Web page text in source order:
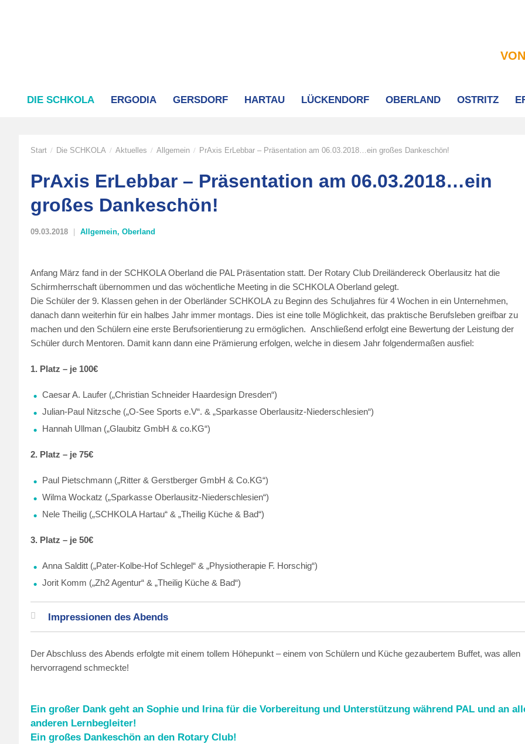
DIE SCHKOLA ERGODIA GERSDORF HARTAU LÜCKENDORF OBERLAND OSTRITZ
Start / Die SCHKOLA / Aktuelles / Allgemein / PrAxis ErLebbar – Präsentation am 06.03.2018…ein großes Dankeschön!
PrAxis ErLebbar – Präsentation am 06.03.2018…ein
großes Dankeschön!
09.03.2018 Allgemein, Oberland
Anfang März fand in der SCHKOLA Oberland die PAL Präsentation statt. Der Rotary Club Dreiländereck Oberlausitz hat die
Schirmherrschaft übernommen und das wöchentliche Meeting in die SCHKOLA Oberland gelegt.
Die Schüler der 9. Klassen gehen in der Oberländer SCHKOLA zu Beginn des Schuljahres für 4 Wochen in ein Unternehmen,
danach dann weiterhin für ein halbes Jahr immer montags. Dies ist eine tolle Möglichkeit, das praktische Berufsleben greifbar zu
machen und den Schülern eine erste Berufsorientierung zu ermöglichen. Anschließend erfolgt eine Bewertung der Leistung der
Schüler durch Mentoren. Damit kann dann eine Prämierung erfolgen, welche in diesem Jahr folgendermaßen ausfiel:
1. Platz – je 100€
Caesar A. Laufer („Christian Schneider Haardesign Dresden“)
Julian-Paul Nitzsche („O-See Sports e.V“. & „Sparkasse Oberlausitz-Niederschlesien“)
Hannah Ullman („Glaubitz GmbH & co.KG“)
2. Platz – je 75€
Paul Pietschmann („Ritter & Gerstberger GmbH & Co.KG“)
Wilma Wockatz („Sparkasse Oberlausitz-Niederschlesien“)
Nele Theilig („SCHKOLA Hartau“ & „Theilig Küche & Bad“)
3. Platz – je 50€
Anna Salditt („Pater-Kolbe-Hof Schlegel“ & „Physiotherapie F. Horschig“)
Jorit Komm („Zh2 Agentur“ & „Theilig Küche & Bad“)
Impressionen des Abends
Der Abschluss des Abends erfolgte mit einem tollem Höhepunkt – einem von Schülern und Küche gezaubertem Buffet, was allen
hervorragend schmeckte!
Ein großer Dank geht an Sophie und Irina für die Vorbereitung und Unterstützung während PAL und an
anderen Lernbegleiter!
Ein großes Dankeschön an den Rotary Club!